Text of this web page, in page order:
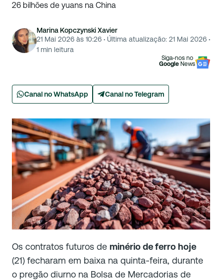
26 bilhões de yuans na China
Marina Kopczynski Xavier
21 Mai 2026 às 10:26 · Última atualização: 21 Mai 2026 ·
1 min leitura
Siga-nos no
Google News
Canal no WhatsApp Canal no Telegram
Os contratos futuros de minério de ferro hoje
(21) fecharam em baixa na quinta-feira, durante
o pregão diurno na Bolsa de Mercadorias de